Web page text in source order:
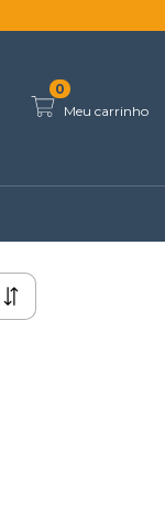
Meu carrinho
0